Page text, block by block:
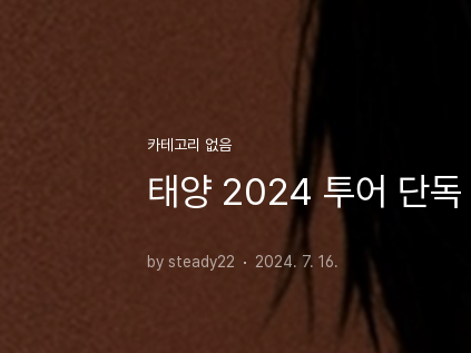
카테고리 없음
태양 2024 투어 단독
by steady22 2024. 7. 16.